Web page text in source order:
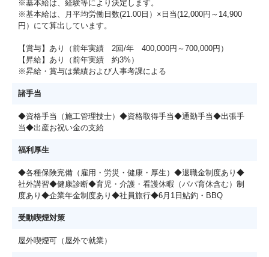
※基本給は、経験等により決定します。
※基本給は、月平均労働日数(21.00日）×日当(12,000円～14,900
円）にて算出しています。
【賞与】あり（前年実績 2回/年 400,000円～700,000円）
【昇給】あり（前年実績 約3%）
※昇給・賞与は業績および人事考課による
諸手当
◆資格手当（施工管理技士）◆資格取得手当◆通勤手当◆出張手
当◆出産お祝い金の支給
福利厚生
◆各種保険完備（雇用・労災・健康・厚生）◆退職金制度あり◆
社外講習◆健康診断◆育児・介護・看護休暇（パパ育休含む）制
度あり◆企業年金制度あり◆社員旅行◆6月1日鮎釣・BBQ
受動喫煙対策
屋外喫煙可（屋外で就業）